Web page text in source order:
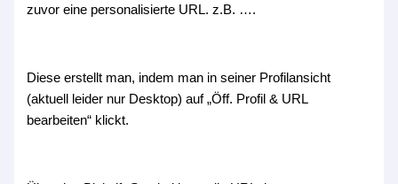
zuvor eine personalisierte URL. z.B. ….
Diese erstellt man, indem man in seiner Profilansicht
(aktuell leider nur Desktop) auf „Öff. Profil & URL
bearbeiten“ klickt.